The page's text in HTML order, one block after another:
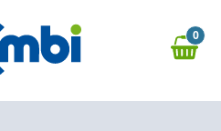
0,00 €
0